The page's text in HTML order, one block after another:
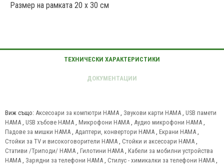
Размер на рамката 20 х 30 см
Виж също: Аксесоари за компютри HAMA , Звукови карти HAMA , USB памети
HAMA , USB хъбове HAMA , Микрофони HAMA , Аудио микрофони HAMA ,
Падове за мишки HAMA , Адаптери, конвертори HAMA , Екрани HAMA ,
Стойки за TV и високоговорители HAMA , Стойки и аксесоари HAMA ,
Стативи /Триподи/ HAMA , Гилотини HAMA , Кабели за мобилни устройства
HAMA , Зарядни за телефони HAMA , Стилус - химикалки за телефони HAMA ,